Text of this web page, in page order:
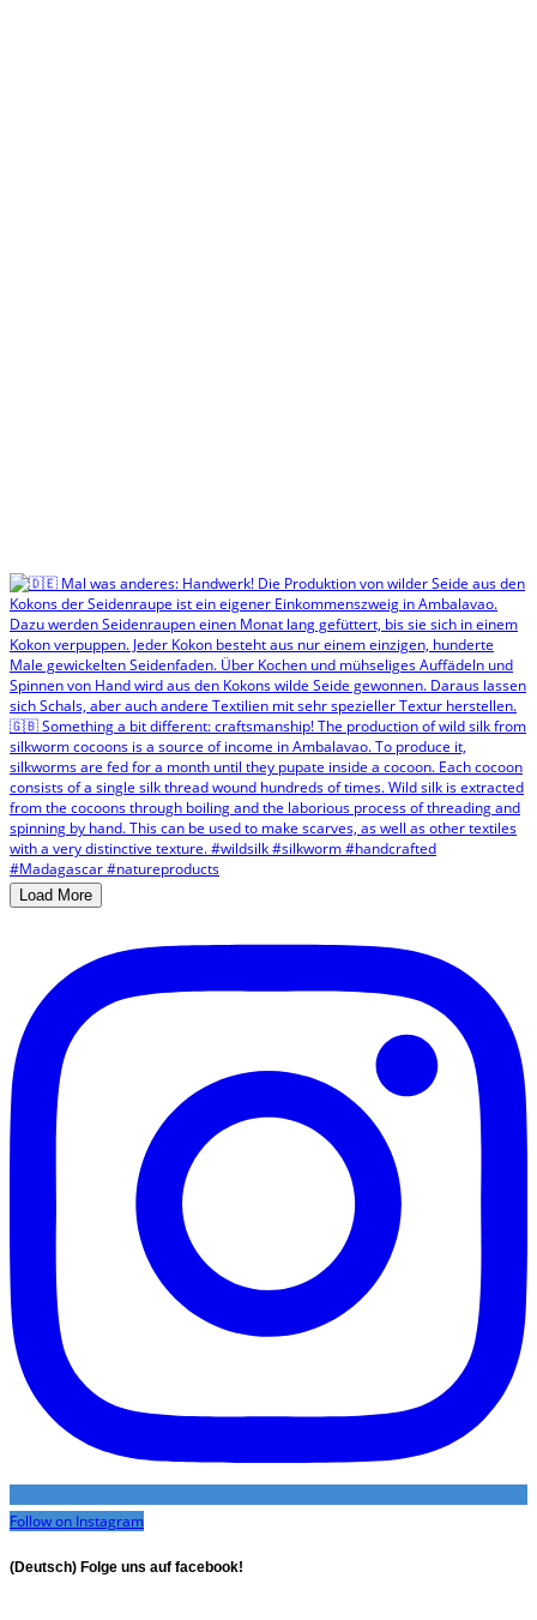
Load More
Follow on Instagram
(Deutsch) Folge uns auf facebook!